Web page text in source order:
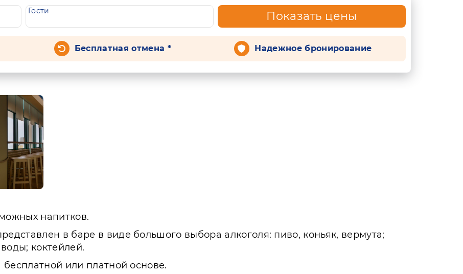
Гости Показать цены
Бесплатная отмена * Надежное бронирование
напитков.
в баре в виде большого выбора алкоголя: пиво, коньяк, вермута;
коктейлей.
или платной основе.